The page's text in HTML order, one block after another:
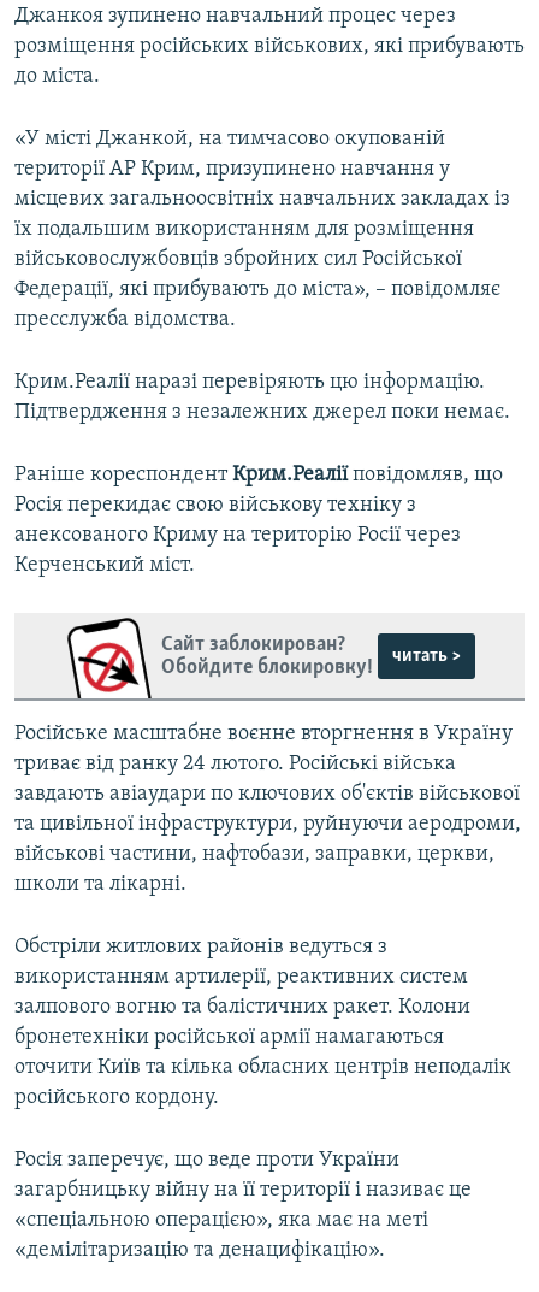
Джанкоя зупинено навчальний процес через
розміщення російських військових, які прибувають
до міста.
«У місті Джанкой, на тимчасово окупованій
території АР Крим, призупинено навчання у
місцевих загальноосвітніх навчальних закладах із
їх подальшим використанням для розміщення
військовослужбовців збройних сил Російської
Федерації, які прибувають до міста», – повідомляє
пресслужба відомства.
Крим.Реалії наразі перевіряють цю інформацію.
Підтвердження з незалежних джерел поки немає.
Раніше кореспондентКрим.Реаліїповідомляв, що
Росія перекидає свою військову техніку з
анексованого Криму на територію Росії через
Керченський міст.
Сайт заблокирован?
Обойдите блокировку!
читать >
Російське масштабне воєнне вторгнення в Україну
триває від ранку 24 лютого. Російські війська
завдають авіаудари по ключових об'єктів військової
та цивільної інфраструктури, руйнуючи аеродроми,
військові частини, нафтобази, заправки, церкви,
школи та лікарні.
Обстріли житлових районів ведуться з
використанням артилерії, реактивних систем
залпового вогню та балістичних ракет. Колони
бронетехніки російської армії намагаються
оточити Київ та кілька обласних центрів неподалік
російського кордону.
Росія заперечує, що веде проти України
загарбницьку війну на її території і називає це
«спеціальною операцією», яка має на меті
«демілітаризацію та денацифікацію».